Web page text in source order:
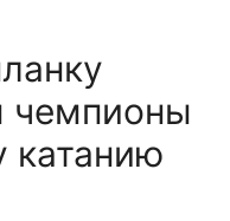
чемпионы
катанию